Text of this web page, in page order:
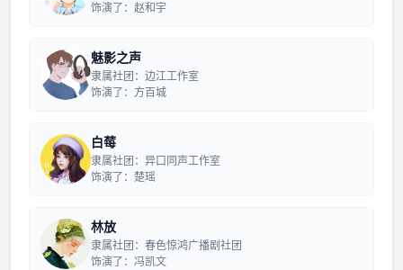
饰演了：赵和宇
魅影之声
隶属社团：边江工作室
饰演了：方百城
白莓
隶属社团：异口同声工作室
饰演了：楚瑶
林放
隶属社团：春色惊鸿广播剧社团
饰演了：冯凯文